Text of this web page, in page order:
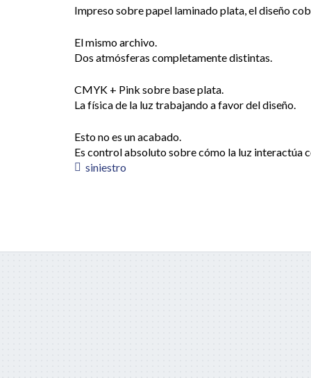
Impreso sobre papel laminado plata, el diseño
El mismo archivo.
Dos atmósferas completamente distintas.
CMYK + Pink sobre base plata.
La física de la luz trabajando a favor del diseño.
Esto no es un acabado.
Es control absoluto sobre cómo la luz interactúa
siniestro